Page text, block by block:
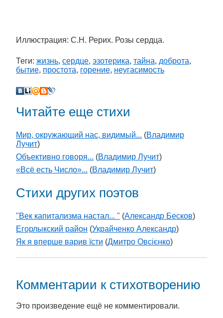
Иллюстрация: С.Н. Рерих. Розы сердца.
Теги: жизнь, сердце, эзотерика, тайна, доброта,
бытие, простота, горение, неугасимость
Читайте еще стихи
Мир, окружающий нас, видимый... (Владимир
Лучит)
Объективно говоря... (Владимир Лучит)
«Всё есть Число»... (Владимир Лучит)
Стихи других поэтов
"Век капитализма настал... " (Александр Бесков)
Егорлыкский район (Украйченко Александр)
Як я вперше варив їсти (Дмитро Овсієнко)
Комментарии к стихотворению
Это произведение ещё не комментировали.